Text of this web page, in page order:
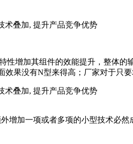
性增加其组件的效能提升，整体的
效果没有N型来得高；厂家对于只
增加一项或者多项的小型技术必